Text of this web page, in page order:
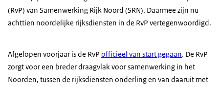
(RvP) van Samenwerking Rijk Noord (SRN). Daarmee zijn nu
achttien noordelijke rijksdiensten in de RvP vertegenwoordigd.
Afgelopen voorjaar is de RvP officieel van start gegaan. De RvP
zorgt voor een breder draagvlak voor samenwerking in het
Noorden, tussen de rijksdiensten onderling en van daaruit met